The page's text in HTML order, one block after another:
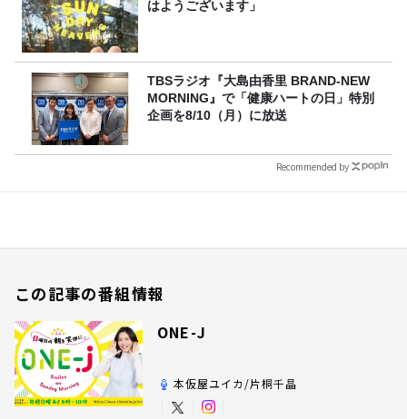
はようございます」
TBSラジオ『大島由香里 BRAND-NEW
MORNING』で「健康ハートの日」特別
企画を8/10（月）に放送
Recommended by
この記事の番組情報
ONE-J
本仮屋ユイカ/片桐千晶